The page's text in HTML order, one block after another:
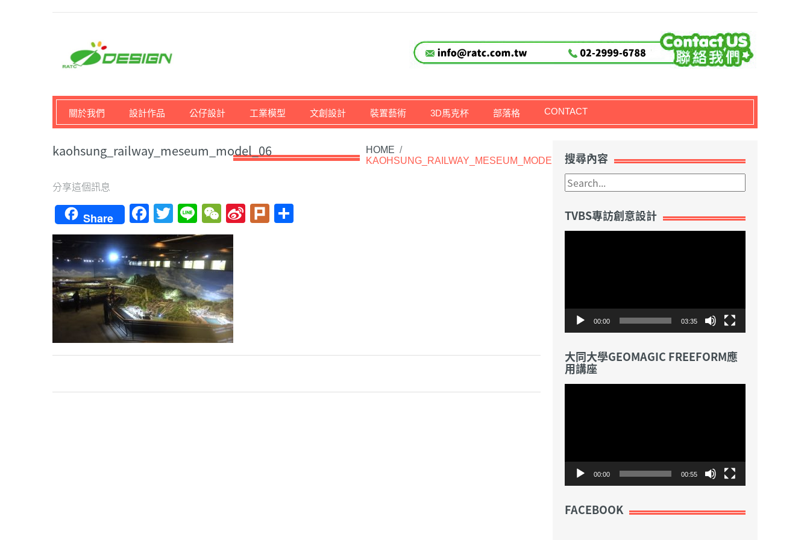
馬路科技創意設計-3D公仔,文創,獎盃設計專家
關於我們 設計作品 公仔設計 工業模型 文創設計 裝置藝術 3D馬克杯 部落格 CONTACT
HOME /
KAOHSUNG_RAILWAY_MESEUM_MODEL_06
kaohsung_railway_meseum_model_06
分享這個訊息
Share Facebook
Twitter
LineWeChat
Sina
Weibo
Plurk
搜尋內容
TVBS專訪創意設計
00:00 03:35
大同大學GEOMAGIC FREEFORM應
用講座
00:00 00:55
FACEBOOK